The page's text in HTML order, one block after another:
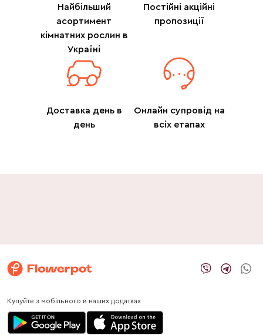
Найбільший
асортимент
кімнатних рослин в
Україні
Постійні акційні
пропозиції
Доставка день в
день
Онлайн супровід на
всіх етапах
Купуйте з мобільного в наших додатках